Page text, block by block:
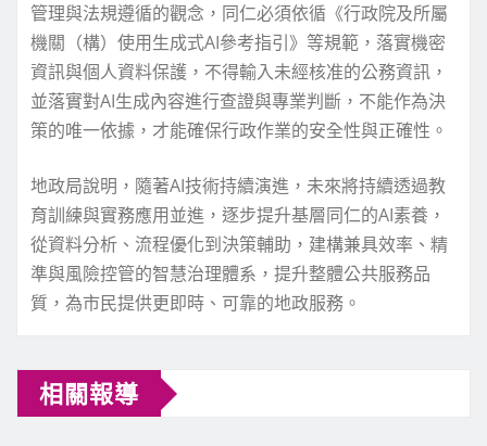
管理與法規遵循的觀念，同仁必須依循《行政院及所屬
機關（構）使用生成式AI參考指引》等規範，落實機密
資訊與個人資料保護，不得輸入未經核准的公務資訊，
並落實對AI生成內容進行查證與專業判斷，不能作為決
策的唯一依據，才能確保行政作業的安全性與正確性。
地政局說明，隨著AI技術持續演進，未來將持續透過教
育訓練與實務應用並進，逐步提升基層同仁的AI素養，
從資料分析、流程優化到決策輔助，建構兼具效率、精
準與風險控管的智慧治理體系，提升整體公共服務品
質，為市民提供更即時、可靠的地政服務。
相關報導